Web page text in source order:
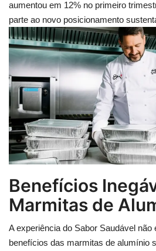
aumentou em 12% no primeiro
parte ao novo posicionamento
Benefícios
Marmitas de
A experiência do Sabor Saudável
benefícios das marmitas de alumínio